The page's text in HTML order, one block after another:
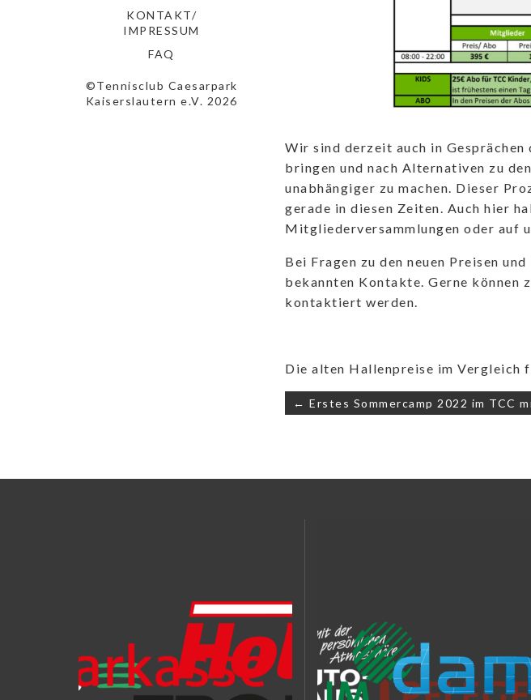
KONTAKT/
IMPRESSUM
FAQ
©Tennisclub Caesarpark
Kaiserslautern e.V. 2026
Wir sind derzeit auch in
bringen und nach Alternativen zu
unabhängiger zu machen. Dieser
gerade in diesen Zeiten. Auch hier
Mitgliederversammlungen oder auf
Bei Fragen zu den neuen Preisen
bekannten Kontakte. Gerne können
kontaktiert werden.
Die alten Hallenpreise im Vergleich
Beitragsnavigation
← Erstes Sommercamp 2022 im TCC